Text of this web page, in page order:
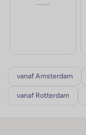
—
vanaf Amsterdam
vanaf Rotterdam